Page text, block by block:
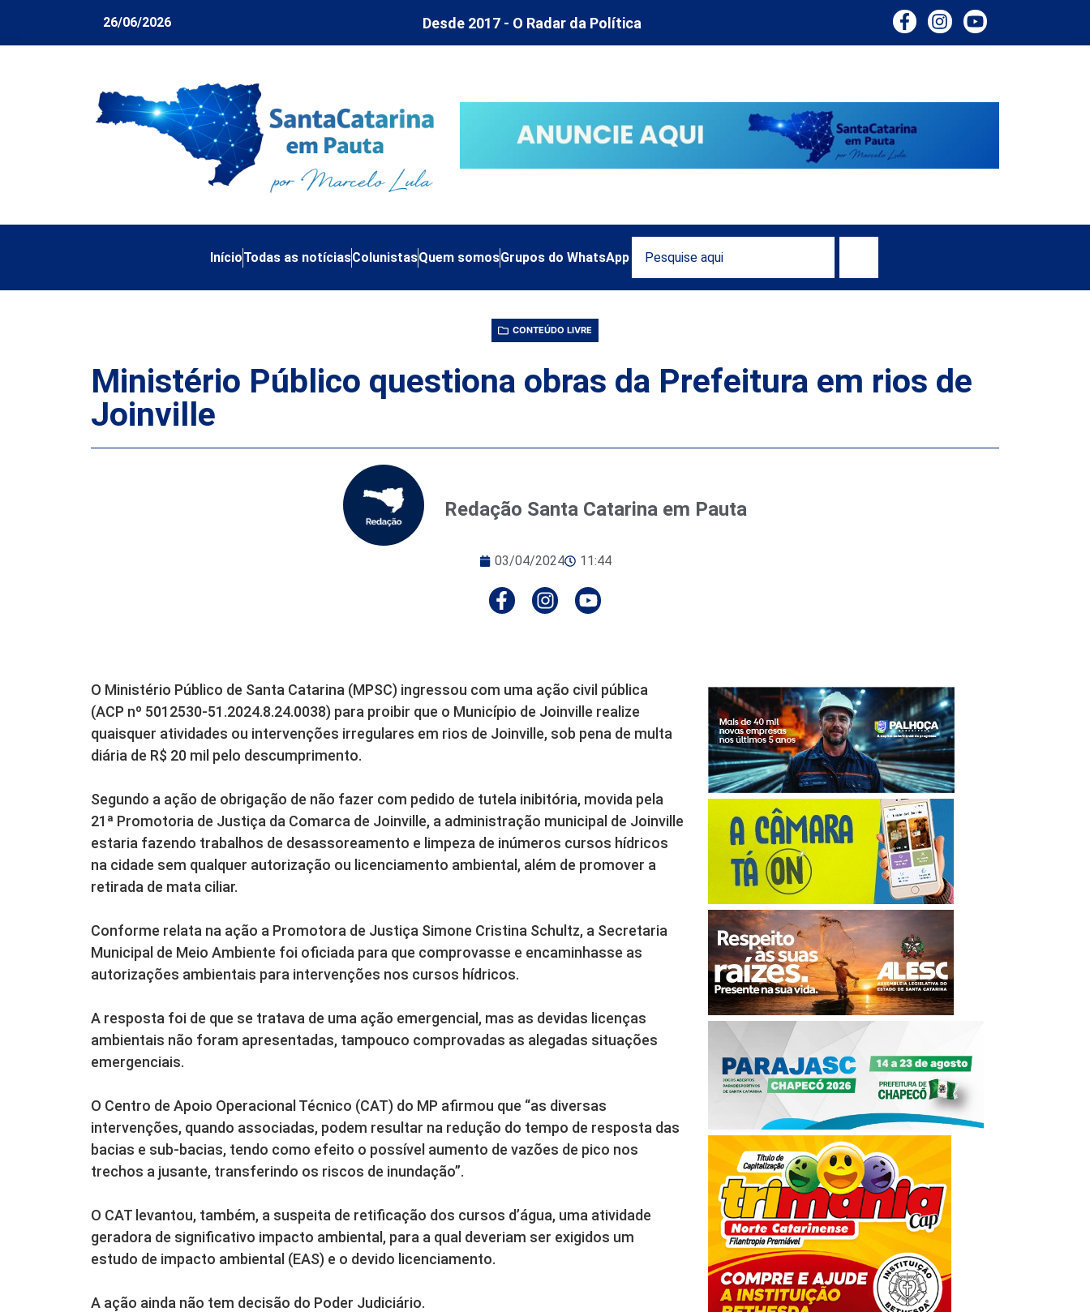
26/06/2026 Desde 2017 - O Radar da Política
InícioTodas as notíciasColunistasQuem somosGrupos do WhatsApp
CONTEÚDO LIVRE
Ministério Público questiona obras da Prefeitura em rios de
Joinville
Redação Santa Catarina em Pauta
03/04/2024 11:44
O Ministério Público de Santa Catarina (MPSC) ingressou com uma ação civil pública
(ACP nº 5012530-51.2024.8.24.0038) para proibir que o Município de Joinville realize
quaisquer atividades ou intervenções irregulares em rios de Joinville, sob pena de multa
diária de R$ 20 mil pelo descumprimento.
Segundo a ação de obrigação de não fazer com pedido de tutela inibitória, movida pela
21ª Promotoria de Justiça da Comarca de Joinville, a administração municipal de Joinville
estaria fazendo trabalhos de desassoreamento e limpeza de inúmeros cursos hídricos
na cidade sem qualquer autorização ou licenciamento ambiental, além de promover a
retirada de mata ciliar.
Conforme relata na ação a Promotora de Justiça Simone Cristina Schultz, a Secretaria
Municipal de Meio Ambiente foi oficiada para que comprovasse e encaminhasse as
autorizações ambientais para intervenções nos cursos hídricos.
A resposta foi de que se tratava de uma ação emergencial, mas as devidas licenças
ambientais não foram apresentadas, tampouco comprovadas as alegadas situações
emergenciais.
O Centro de Apoio Operacional Técnico (CAT) do MP afirmou que “as diversas
intervenções, quando associadas, podem resultar na redução do tempo de resposta das
bacias e sub-bacias, tendo como efeito o possível aumento de vazões de pico nos
trechos a jusante, transferindo os riscos de inundação”.
O CAT levantou, também, a suspeita de retificação dos cursos d’água, uma atividade
geradora de significativo impacto ambiental, para a qual deveriam ser exigidos um
estudo de impacto ambiental (EAS) e o devido licenciamento.
A ação ainda não tem decisão do Poder Judiciário.